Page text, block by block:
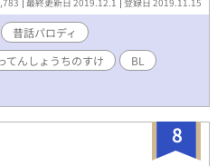
昔話パロディ
てんしょうちのすけ
BL
8